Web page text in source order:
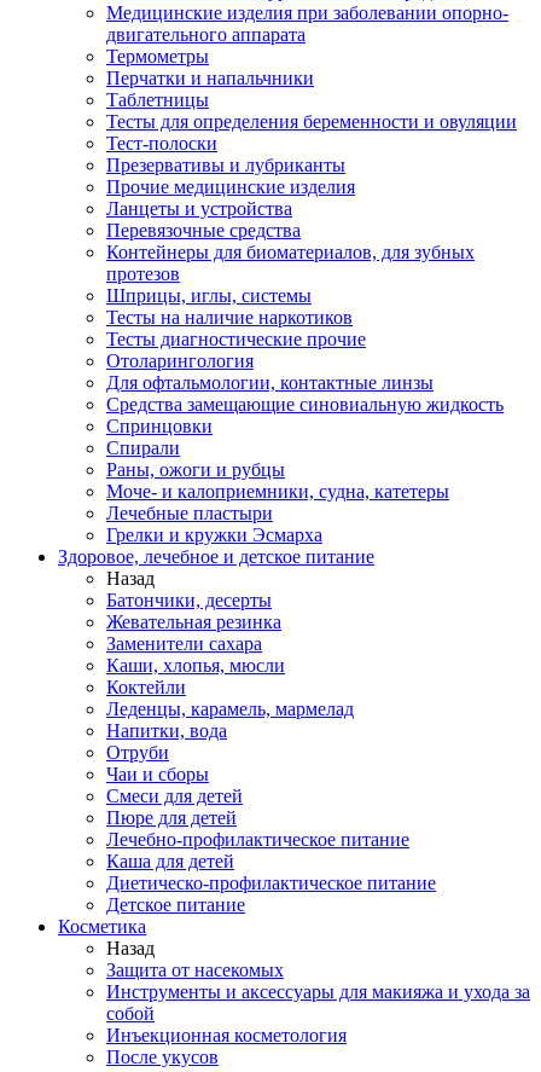
Медицинские изделия при заболевании опорно-
двигательного аппарата
Термометры
Перчатки и напальчники
Таблетницы
Тесты для определения беременности и овуляции
Тест-полоски
Презервативы и лубриканты
Прочие медицинские изделия
Ланцеты и устройства
Перевязочные средства
Контейнеры для биоматериалов, для зубных
протезов
Шприцы, иглы, системы
Тесты на наличие наркотиков
Тесты диагностические прочие
Отоларингология
Для офтальмологии, контактные линзы
Средства замещающие синовиальную жидкость
Спринцовки
Спирали
Раны, ожоги и рубцы
Моче- и калоприемники, судна, катетеры
Лечебные пластыри
Грелки и кружки Эсмарха
Здоровое, лечебное и детское питание
Назад
Батончики, десерты
Жевательная резинка
Заменители сахара
Каши, хлопья, мюсли
Коктейли
Леденцы, карамель, мармелад
Напитки, вода
Отруби
Чаи и сборы
Смеси для детей
Пюре для детей
Лечебно-профилактическое питание
Каша для детей
Диетическо-профилактическое питание
Детское питание
Косметика
Назад
Защита от насекомых
Инструменты и аксессуары для макияжа и ухода за
собой
Инъекционная косметология
После укусов